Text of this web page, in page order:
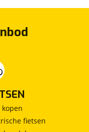
kopen
fietsen